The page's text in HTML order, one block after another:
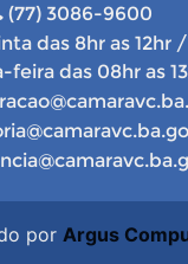
(77) 3086-9600
das 8hr as 12hr /
feira das 08hr as
por Argus